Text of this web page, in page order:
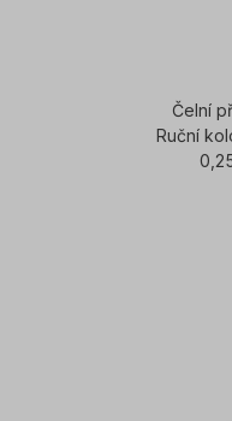
Čelní
Ruční